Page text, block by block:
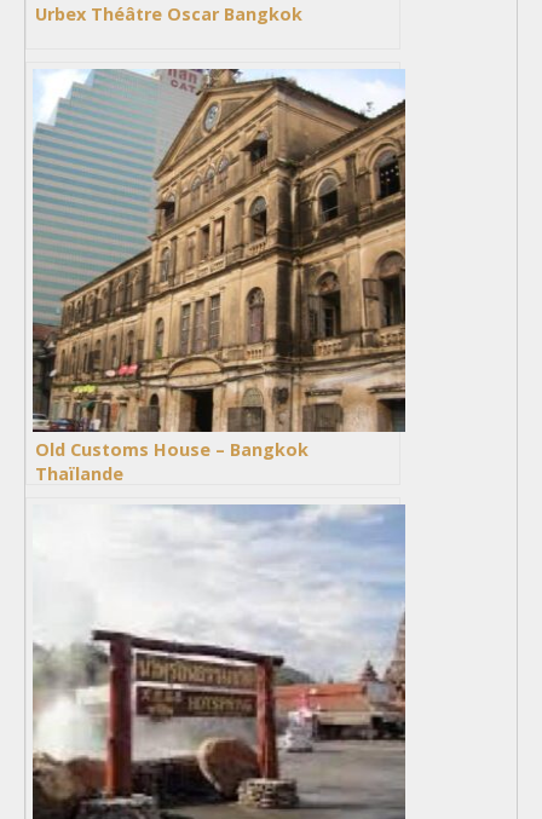
Urbex Théâtre Oscar Bangkok
Old Customs House – Bangkok
Thaïlande